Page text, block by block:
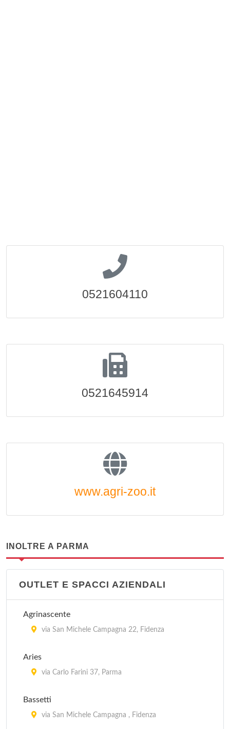
0521604110
0521645914
www.agri-zoo.it
INOLTRE A PARMA
OUTLET E SPACCI AZIENDALI
Agrinascente
via San Michele Campagna 22, Fidenza
Aries
via Carlo Farini 37, Parma
Bassetti
via San Michele Campagna , Fidenza